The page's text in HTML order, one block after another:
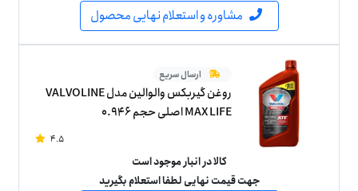
مشاوره و استعلام نهایی محصول
ارسال سریع
روغن گیربکس والوالین مدل VALVOLINE
MAX LIFE اصلی حجم 0.946
4.5
کالا در انبار موجود است
جهت قیمت نهایی لطفا استعلام بگیرید